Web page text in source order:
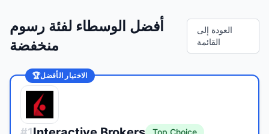
أفضل الوسطاء لفئة رسوم
منخفضة
العودة إلى
القائمة
🏆الاختيار الأفضل
Top Choice